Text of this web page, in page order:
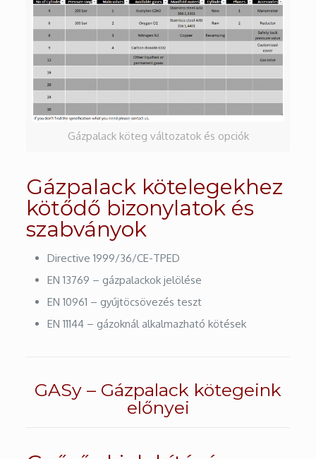
Gázpalack köteg változatok és opciók
Gázpalack kötelegekhez
kötődő bizonylatok és
szabványok
Directive 1999/36/CE-TPED
EN 13769 – gázpalackok jelölése
EN 10961 – gyűjtöcsövezés teszt
EN 11144 – gázoknál alkalmazható kötések
GASy – Gázpalack kötegeink
előnyei